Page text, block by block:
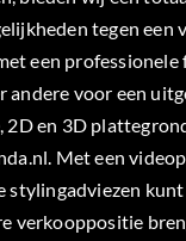
tegen een
een
andere voor een
en 3D
Met een
stylingadviezen
verkooppositie